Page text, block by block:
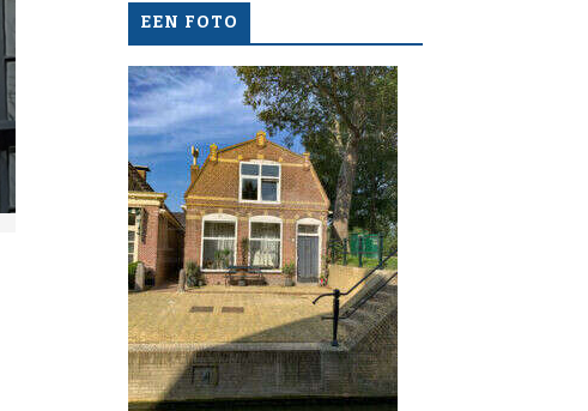
EEN FOTO